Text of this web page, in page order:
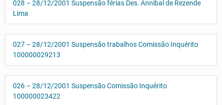
028 – 28/12/2001 Suspensão férias Des. Annibal de Rezende
Lima
027 – 28/12/2001 Suspensão trabalhos Comissão Inquérito
100000029213
026 – 28/12/2001 Suspensão Comissão Inquérito
100000023422